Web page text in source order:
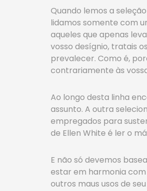
Quando lemos a
lidamos somente com
aqueles que apenas
vosso desígnio, tratais
prevalecer. Como é,
contrariamente às
Ao longo desta linha
assunto. A outra
empregados para
de Ellen White é ler o
E não só devemos
estar em harmonia
outros maus usos de